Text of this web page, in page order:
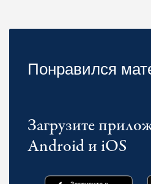
Понравился
Загрузите
Android и iOS